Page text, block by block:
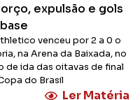
expulsão e gols
venceu por 2 a 0 o
na Arena da Baixada, no
de ida das oitavas de final
do Brasil
Ler Matéria